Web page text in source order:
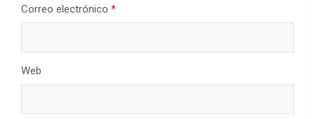
Correo electrónico *
Web